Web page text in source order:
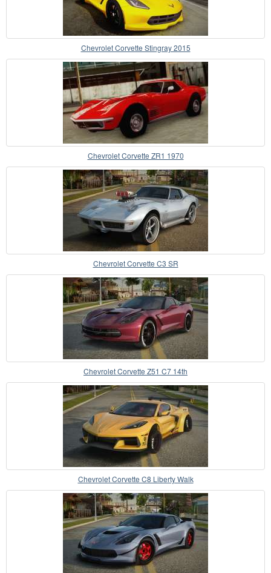
Chevrolet Corvette Stingray 2015
Chevrolet Corvette ZR1 1970
Chevrolet Corvette C3 SR
Chevrolet Corvette Z51 C7 14th
Chevrolet Corvette C8 Liberty Walk